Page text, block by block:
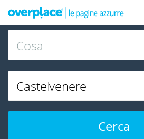
Cerca